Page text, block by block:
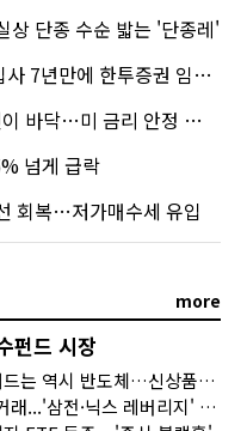
단종 수순 밟는 '단종레'
만에 한투증권 임원 승진
금리 안정 후 추가 회복"
넘게 급락
회복…저가매수세 유입
more
펀드 시장
변동성에도 키워드는 역시 반도체…신상품은 우주·방산
이번주만 50조 거래...'삼전·닉스 레버리지' 수익률은 -30%